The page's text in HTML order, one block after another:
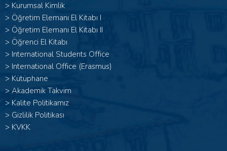
> Kurumsal Kimlik
> Öğretim Elemanı El Kitabı I
> Öğretim Elemanı El Kitabı II
> Öğrenci El Kitabı
> International Students Office
> International Office (Erasmus)
> Kütüphane
> Akademik Takvim
> Kalite Politikamız
> Gizlilik Politikası
> KVKK